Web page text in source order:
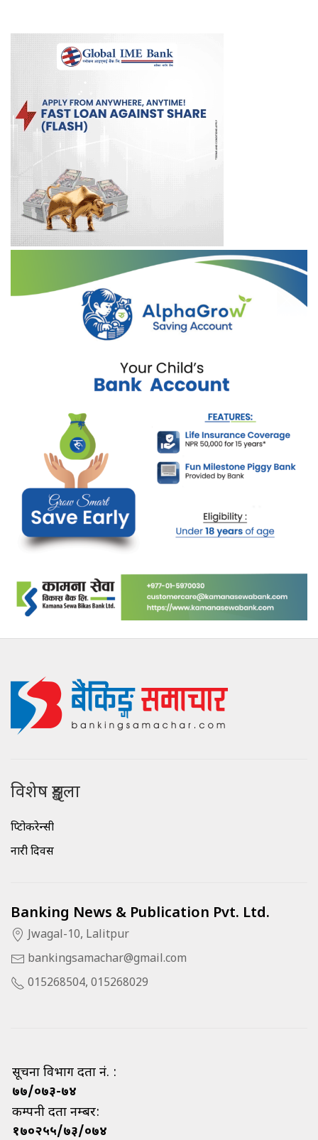
विशेष शृङ्खला
क्रिप्टोकरेन्सी
नारी दिवस
Banking News & Publication Pvt. Ltd.
Jwagal-10, Lalitpur
bankingsamachar@gmail.com
015268504, 015268029
सूचना विभाग दर्ता नं. :
७७/०७३-७४
कम्पनी दर्ता नम्बर:
१७०२५५/७३/०७४